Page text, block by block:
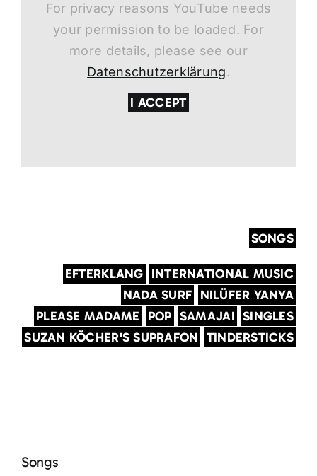
For privacy reasons YouTube needs
your permission to be loaded. For
more details, please see our
Datenschutzerklärung.
I ACCEPT
SONGS
EFTERKLANG INTERNATIONAL MUSIC
NADA SURF NILÜFER YANYA
PLEASE MADAME
POP SAMAJAI SINGLES
SUZAN KÖCHER'S SUPRAFON TINDERSTICKS
Songs